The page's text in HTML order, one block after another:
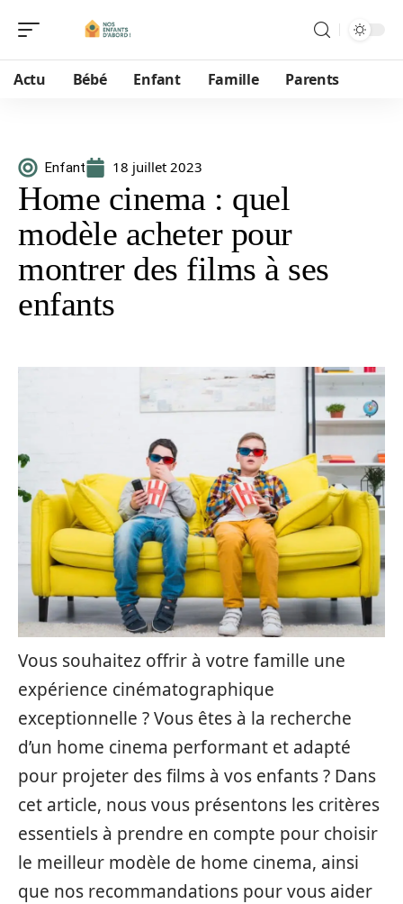
Actu Bébé Enfant Famille Parents
Enfant 18 juillet 2023
Home cinema : quel
modèle acheter pour
montrer des films à ses
enfants
Vous souhaitez offrir à votre famille une
expérience cinématographique
exceptionnelle ? Vous êtes à la recherche
d’un home cinema performant et adapté
pour projeter des films à vos enfants ? Dans
cet article, nous vous présentons les critères
essentiels à prendre en compte pour choisir
le meilleur modèle de home cinema, ainsi
que nos recommandations pour vous aider